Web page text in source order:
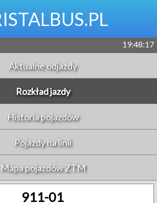
19:48:18
Aktualne odjazdy
Rozkład jazdy
Historia pojazdów
Pojazdy na linii
Mapa pojazdów ZTM
911-01